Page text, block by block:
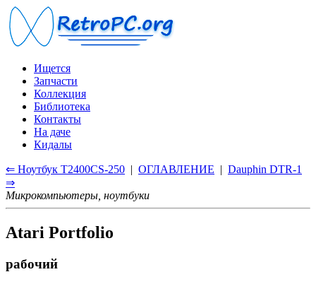
Ищется
Запчасти
Коллекция
Библиотека
Контакты
На даче
Кидалы
⇐ Ноутбук T2400CS-250 | ОГЛАВЛЕНИЕ | Dauphin DTR-1
⇒
Микрокомпьютеры, ноутбуки
Atari Portfolio
рабочий